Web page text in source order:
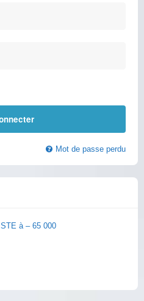
Mot de passe perdu
à – 65 000